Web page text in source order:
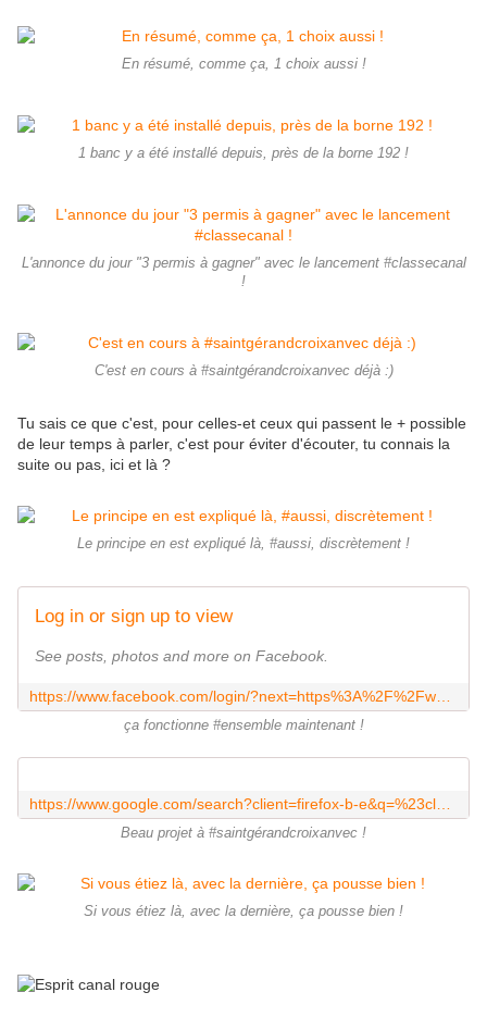
En résumé, comme ça, 1 choix aussi !
1 banc y a été installé depuis, près de la borne 192 !
L'annonce du jour "3 permis à gagner" avec le lancement #classecanal
!
C'est en cours à #saintgérandcroixanvec déjà :)
Tu sais ce que c'est, pour celles-et ceux qui passent le + possible
de leur temps à parler, c'est pour éviter d'écouter, tu connais la
suite ou pas, ici et là ?
Le principe en est expliqué là, #aussi, discrètement !
Log in or sign up to view
See posts, photos and more on Facebook.
ça fonctionne #ensemble maintenant !
Beau projet à #saintgérandcroixanvec !
Si vous étiez là, avec la dernière, ça pousse bien !